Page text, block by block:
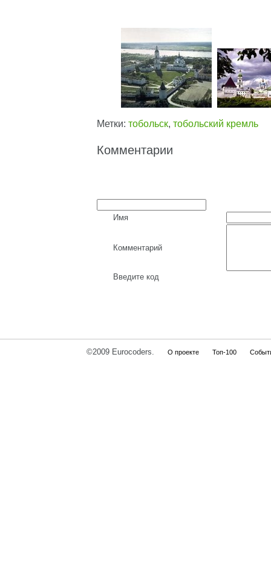
Метки: тобольск, тобольский кремль
Комментарии
Имя
Комментарий
Введите код
©2009 Eurocoders. О проекте Топ-100